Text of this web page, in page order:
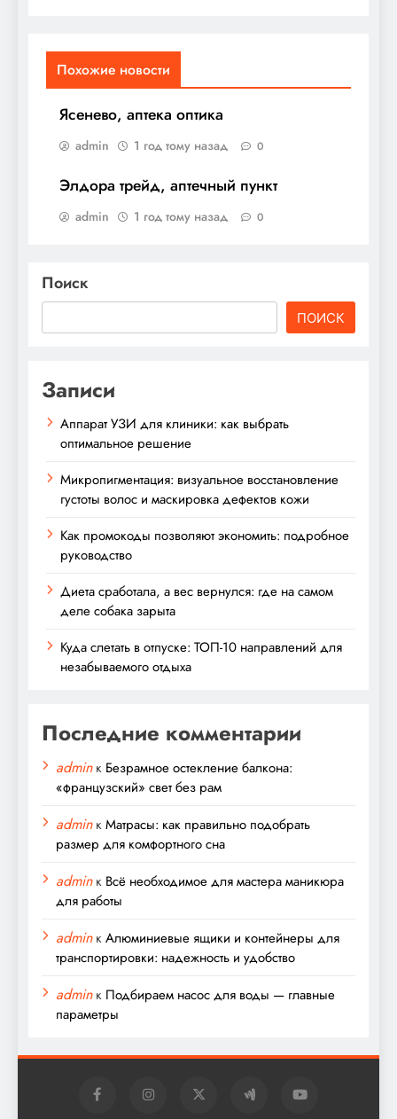
Похожие новости
Ясенево, аптека оптика
admin 1 год тому назад 0
Элдора трейд, аптечный пункт
admin 1 год тому назад 0
Поиск
ПОИСК
Записи
Аппарат УЗИ для клиники: как выбрать
оптимальное решение
Микропигментация: визуальное восстановление
густоты волос и маскировка дефектов кожи
Как промокоды позволяют экономить: подробное
руководство
Диета сработала, а вес вернулся: где на самом
деле собака зарыта
Куда слетать в отпуске: ТОП-10 направлений для
незабываемого отдыха
Последние комментарии
adminк Безрамное остекление балкона:
«французский» свет без рам
adminкМатрасы: как правильно подобрать
размер для комфортного сна
adminк Всё необходимое для мастера маникюра
для работы
adminкАлюминиевые ящики и контейнеры для
транспортировки: надежность и удобство
adminк Подбираем насос для воды — главные
параметры